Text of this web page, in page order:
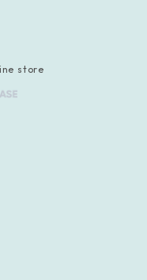
store